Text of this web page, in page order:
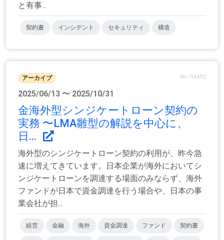
と有事...
契約書 インシデント セキュリティ 構造
アーカイブ No.154492
2025/06/13 〜 2025/10/31
金海外型シンジケートローン契約の
実務 〜LMA雛型の解説を中心に、
日...
海外型のシンジケートローン契約の利用が、昨今急
速に増えてきています。日本企業が海外においてシ
ンジケートローンを調達する場面のみならず、海外
ファンドが日本で資金調達を行う場合や、日本の事
業会社が担...
経営 金融 海外 資金調達 ファンド 契約書